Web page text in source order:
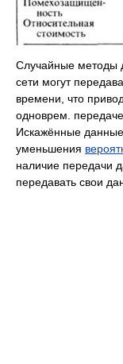
Случайные методы
сети могут
времени, что
одноврем.
Искажённые
уменьшения
наличие передачи
передавать свои